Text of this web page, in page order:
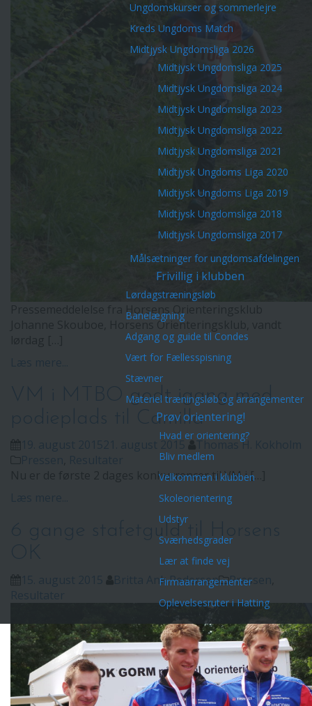
Ungdomskurser og sommerlejre
Kreds Ungdoms Match
Midtjysk Ungdomsliga 2026
Midtjysk Ungdomsliga 2025
Midtjysk Ungdomsliga 2024
Midtjysk Ungdomsliga 2023
Midtjysk Ungdomsliga 2022
Midtjysk Ungdomsliga 2021
Midtjysk Ungdoms Liga 2020
Midtjysk Ungdoms Liga 2019
Midtjysk Ungdomsliga 2018
Midtjysk Ungdomsliga 2017
Målsætninger for ungdomsafdelingen
Frivillig i klubben
Lørdagstræningsløb
Banelægning
Adgang og guide til Condes
Vært for Fællesspisning
Stævner
Materiel træningsløb og arrangementer
Prøv orientering!
Hvad er orientering?
Bliv medlem
Velkommen i klubben
Skoleorientering
Udstyr
Sværhedsgrader
Lær at finde vej
Firmaarrangementer
Oplevelsesruter i Hatting
Pressemeddelelse fra Horsens Orienteringsklub
Johanne Skouboe, Horsens Orienteringsklub, vandt
VM i MTBO godt igang med
podieplads til Camilla
Thomas H. Kokholm
Nu er de første 2 dages konkurrencer til VM i […]
6 gange stafetguld til Horsens
Britta Ank Pedersen Pressen